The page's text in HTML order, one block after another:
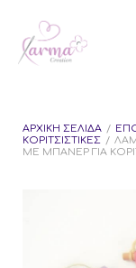
ΑΡΧΙΚΉ ΣΕΛΊΔΑ /
ΚΟΡΙΤΣΊΣΤΙΚΕΣ /
ΜΕ ΜΠΆΝΕΡ ΓΙΑ